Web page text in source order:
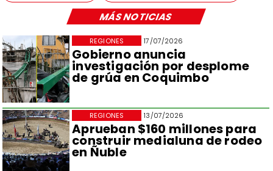
MÁS NOTICIAS
17/07/2026
Gobierno anuncia
investigación por desplome
de grúa en Coquimbo
REGIONES
13/07/2026
Aprueban $160 millones para
construir medialuna de rodeo
en Ñuble
REGIONES